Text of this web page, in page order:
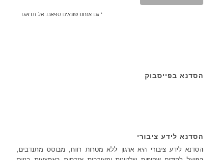
* גם אנחנו שונאים ספאם. אל תדאגו
הסדנא בפייסבוק
הסדנא לידע ציבורי
הסדנא לידע ציבורי היא ארגון ללא מטרות רווח, מבוסס מתנדבים,